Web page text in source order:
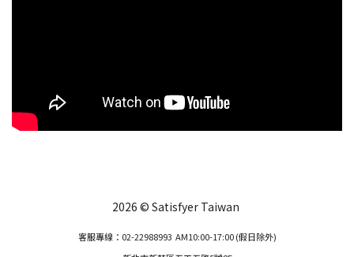
2026 © Satisfyer Taiwan
客服專線：02-22988993 AM10:00-17:00 (假日除外)